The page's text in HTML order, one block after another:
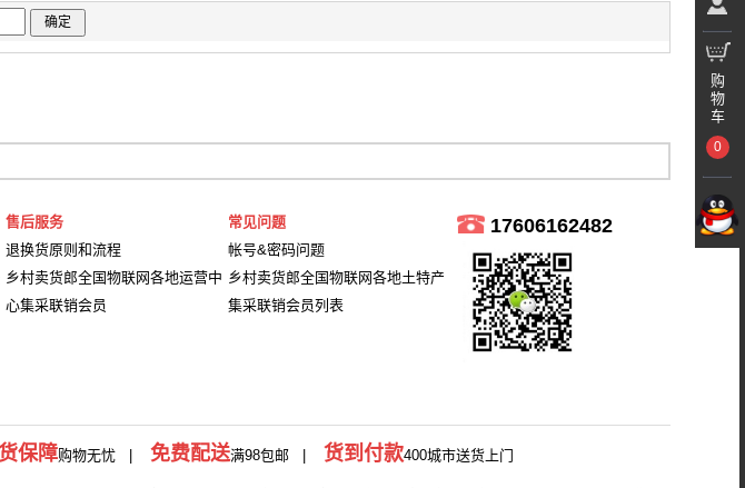
确定
购
物
车
0
售后服务
退换货原则和流程
乡村卖货郎全国物联网各地运营中
心集采联销会员
常见问题
帐号&密码问题
乡村卖货郎全国物联网各地土特产
集采联销会员列表
17606162482
保障购物无忧 | 免费配送满98包邮 | 货到付款400城市送货上门